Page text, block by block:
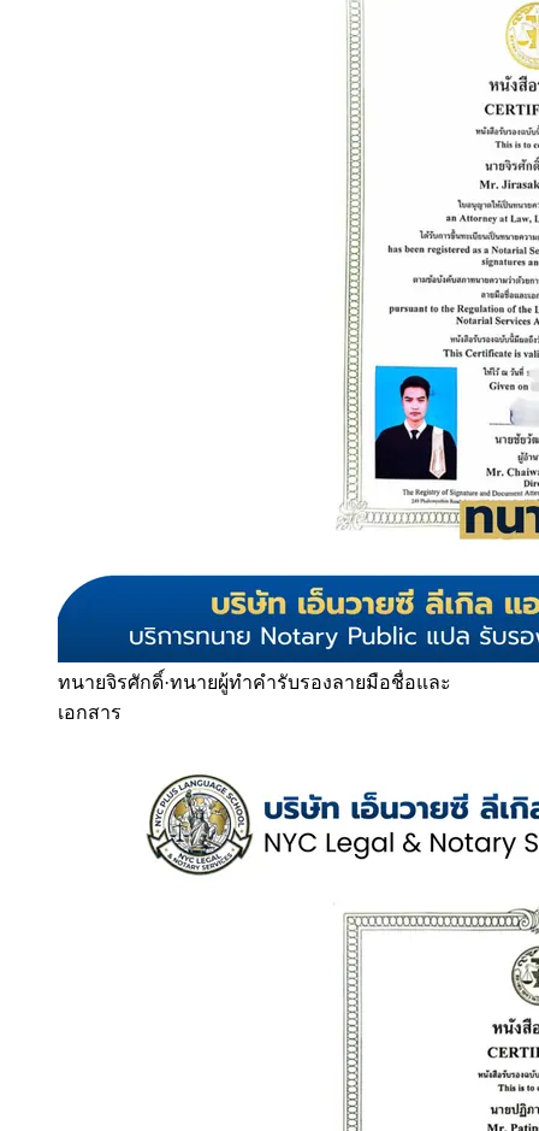
ทนายจิรศักดิ์·ทนายผู้ทำคำรับรองลายมือชื่อและ
เอกสาร